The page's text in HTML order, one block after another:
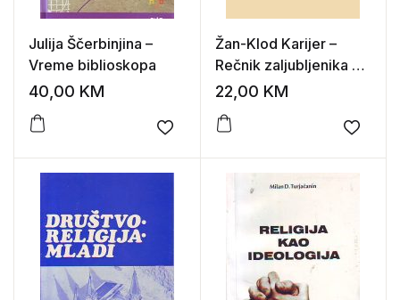
Julija Ščerbinjina –
Vreme biblioskopa
40,00 KM
Add to wishlist
Žan-Klod Karijer –
Rečnik zaljubljenika u
Indiju
22,00 KM
Add